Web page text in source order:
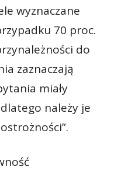
wyznaczane
70 proc.
do
zaznaczają
miały
należy je